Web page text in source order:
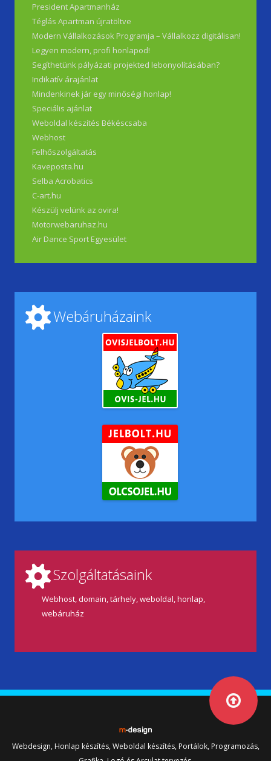
President Apartmanház
Téglás Apartman újratöltve
Modern Vállalkozások Programja – Vállalkozz digitálisan!
Legyen modern, profi honlapod!
Segíthetünk pályázati projekted lebonyolításában?
Indikatív árajánlat
Mindenkinek jár egy minőségi honlap!
Speciális ajánlat
Weboldal készítés Békéscsaba
Webhost
Felhőszolgáltatás
Kaveposta.hu
Selba Acrobatics
C-art.hu
Készülj velünk az ovira!
Motorwebaruhaz.hu
Air Dance Sport Egyesület
Webáruházaink
Szolgáltatásaink
Webhost, domain, tárhely, weboldal, honlap,
webáruház
Webdesign, Honlap készítés, Weboldal készítés, Portálok, Programozás,